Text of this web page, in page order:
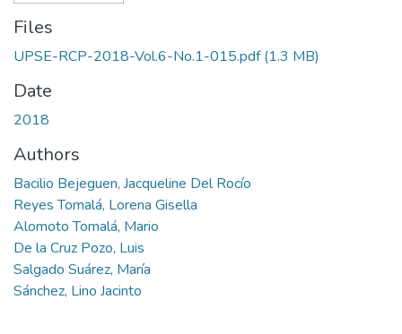
Files
UPSE-RCP-2018-Vol.6-No.1-015.pdf(1.3 MB)
Date
2018
Authors
Bacilio Bejeguen, Jacqueline Del Rocío
Reyes Tomalá, Lorena Gisella
Alomoto Tomalá, Mario
De la Cruz Pozo, Luis
Salgado Suárez, María
Sánchez, Lino Jacinto